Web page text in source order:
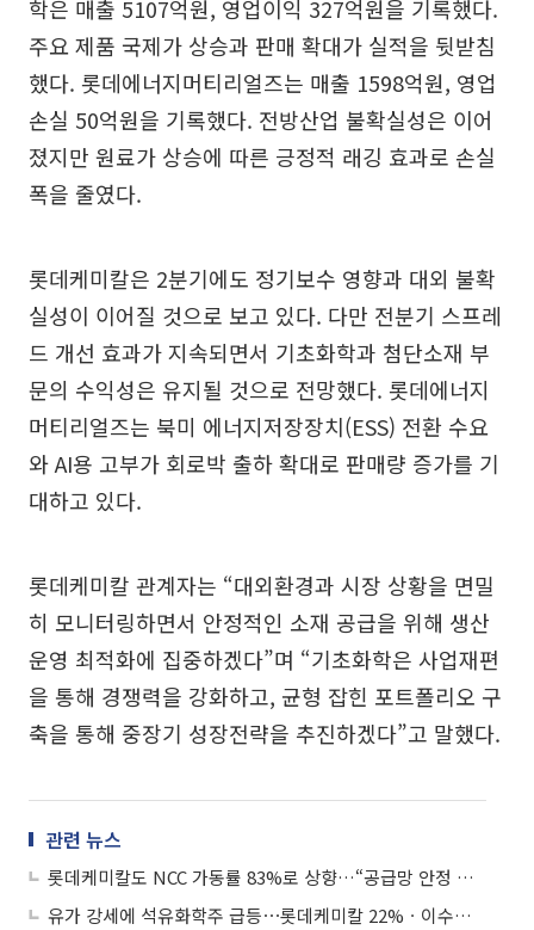
학은 매출 5107억원, 영업이익 327억원을 기록했다.
주요 제품 국제가 상승과 판매 확대가 실적을 뒷받침
했다. 롯데에너지머티리얼즈는 매출 1598억원, 영업
손실 50억원을 기록했다. 전방산업 불확실성은 이어
졌지만 원료가 상승에 따른 긍정적 래깅 효과로 손실
폭을 줄였다.
롯데케미칼은 2분기에도 정기보수 영향과 대외 불확
실성이 이어질 것으로 보고 있다. 다만 전분기 스프레
드 개선 효과가 지속되면서 기초화학과 첨단소재 부
문의 수익성은 유지될 것으로 전망했다. 롯데에너지
머티리얼즈는 북미 에너지저장장치(ESS) 전환 수요
와 AI용 고부가 회로박 출하 확대로 판매량 증가를 기
대하고 있다.
롯데케미칼 관계자는 “대외환경과 시장 상황을 면밀
히 모니터링하면서 안정적인 소재 공급을 위해 생산
운영 최적화에 집중하겠다”며 “기초화학은 사업재편
을 통해 경쟁력을 강화하고, 균형 잡힌 포트폴리오 구
축을 통해 중장기 성장전략을 추진하겠다”고 말했다.
관련 뉴스
롯데케미칼도 NCC 가동률 83%로 상향…“공급망 안정 노력”
유가 강세에 석유화학주 급등⋯롯데케미칼 22%ㆍ이수화학 20%↑